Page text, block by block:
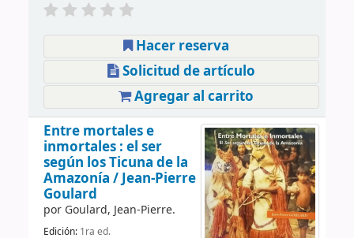
Hacer reserva
Solicitud de artículo
Agregar al carrito
Entre mortales e
inmortales : el ser
según los Ticuna de la
Amazonía /Jean-Pierre
Goulard
por Goulard, Jean-Pierre.
Edición: 1ra ed.